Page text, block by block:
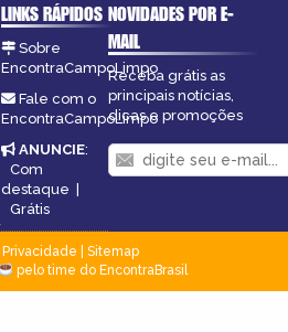
LINKS RÁPIDOS
Sobre
EncontraCampoLimpo
Fale com o
EncontraCampoLimpo
ANUNCIE:
Com
destaque |
Grátis
NOVIDADES POR E-
MAIL
Receba grátis as
principais notícias,
dicas e promoções
Privacidade
Sitemap
pelo time do EncontraBrasil